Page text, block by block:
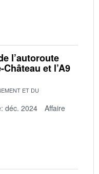
l’autoroute
et l’A9
ET DU
déc. 2024
Affaire